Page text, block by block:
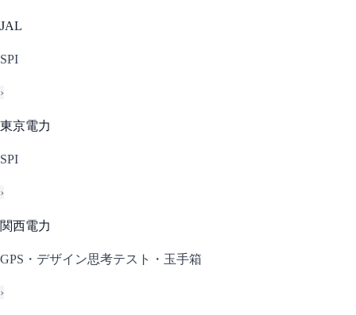
JAL
SPI
›
東京電力
SPI
›
関西電力
GPS・デザイン思考テスト・玉手箱
›